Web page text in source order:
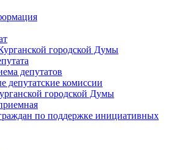
городской Думы
депутатов
депутатские комиссии
городской Думы
по поддержке инициативных